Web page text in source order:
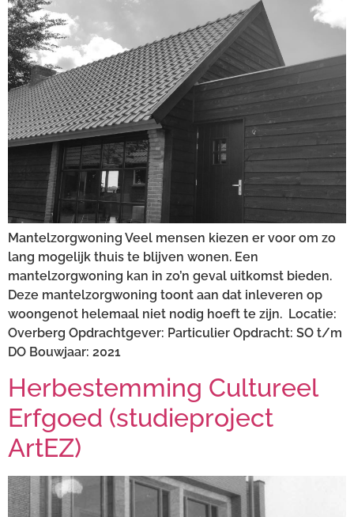
Mantelzorgwoning Veel mensen kiezen er voor om zo
lang mogelijk thuis te blijven wonen. Een
mantelzorgwoning kan in zo’n geval uitkomst bieden.
Deze mantelzorgwoning toont aan dat inleveren op
woongenot helemaal niet nodig hoeft te zijn. Locatie:
Overberg Opdrachtgever: Particulier Opdracht: SO t/m
DO Bouwjaar: 2021
Herbestemming Cultureel
Erfgoed (studieproject
ArtEZ)